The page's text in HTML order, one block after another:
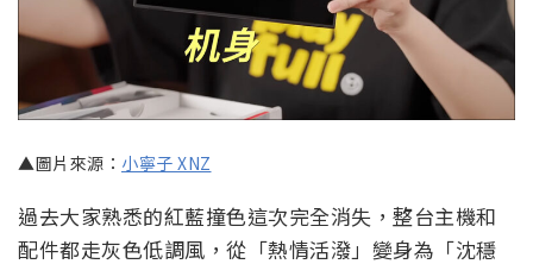
▲圖片來源： 小寧子 XNZ
過去大家熟悉的紅藍撞色這次完全消失，整台主機和
配件都走灰色低調風，從「熱情活潑」變身為「沈穩